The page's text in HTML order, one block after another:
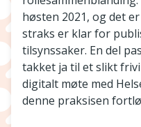
høsten 2021, og det
straks er klar for
tilsynssaker. En del
takket ja til et slikt
digitalt møte med
denne praksisen